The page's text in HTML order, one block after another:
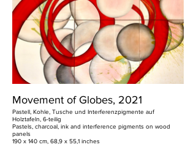
Movement of Globes, 2021
Pastell, Kohle, Tusche und Interferenzpigmente auf
Holztafeln, 6-teilig
Pastels, charcoal, ink and interference pigments on wood
panels
190 x 140 cm, 68,9 x 55,1 inches